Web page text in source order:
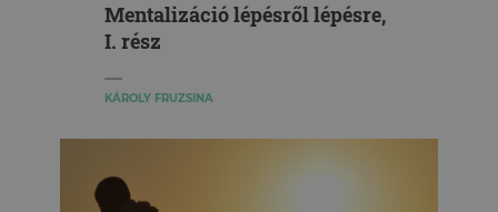
Mentalizáció lépésről lépésre,
I. rész
KÁROLY FRUZSINA